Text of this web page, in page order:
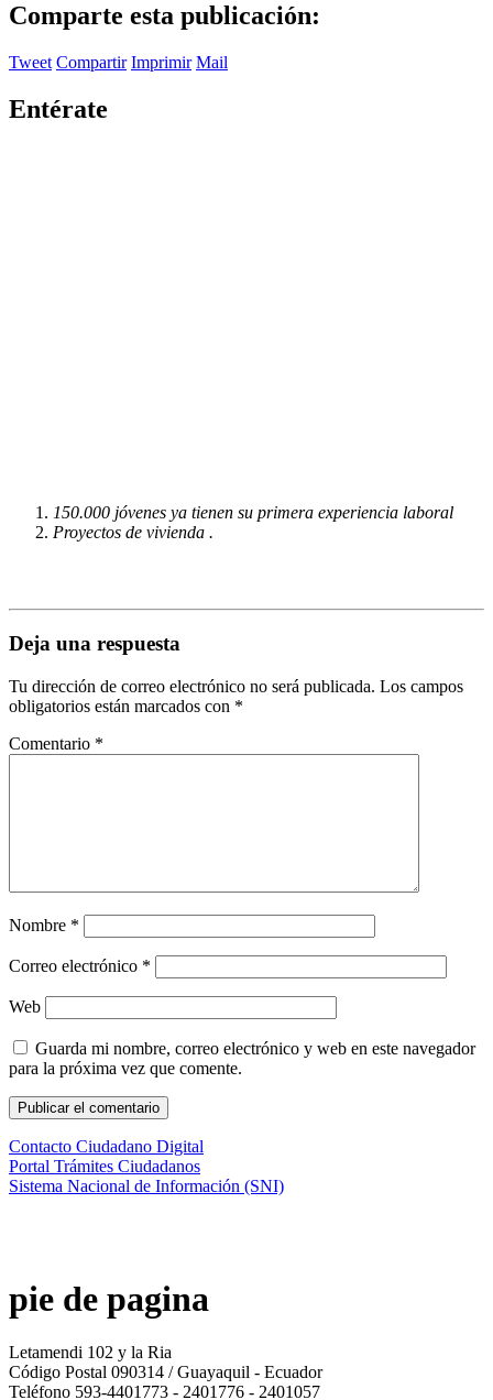
Comparte esta publicación:
Tweet Compartir Imprimir Mail
Entérate
150.000 jóvenes ya tienen su primera experiencia laboral
Proyectos de vivienda .
Deja una respuesta
Tu dirección de correo electrónico no será publicada. Los campos
obligatorios están marcados con *
Comentario *
Nombre *
Correo electrónico *
Web
Guarda mi nombre, correo electrónico y web en este navegador
para la próxima vez que comente.
Contacto Ciudadano Digital
Portal Trámites Ciudadanos
Sistema Nacional de Información (SNI)
pie de pagina
Letamendi 102 y la Ria
Código Postal 090314 / Guayaquil - Ecuador
Teléfono 593-4401773 - 2401776 - 2401057